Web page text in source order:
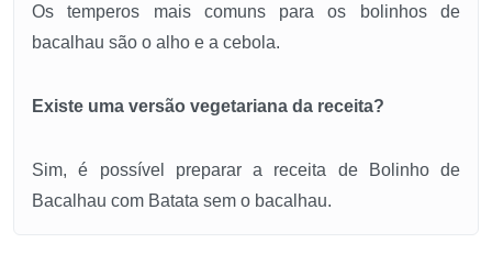
Os temperos mais comuns para os bolinhos de
bacalhau são o alho e a cebola.
Existe uma versão vegetariana da receita?
Sim, é possível preparar a receita de Bolinho de
Bacalhau com Batata sem o bacalhau.